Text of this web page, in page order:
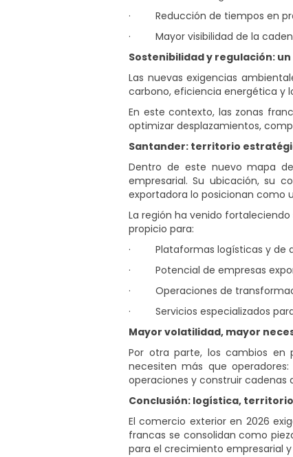
· Reducción de tiempos en
· Mayor visibilidad de la
Sostenibilidad y regulación:
Las nuevas exigencias
carbono, eficiencia energética y
En este contexto, las zonas
optimizar desplazamientos,
Santander: territorio
Dentro de este nuevo mapa
empresarial. Su ubicación, su
exportadora lo posicionan como
La región ha venido
propicio para:
· Plataformas logísticas y de
· Potencial de empresas
· Operaciones de
· Servicios especializados
Mayor volatilidad, mayor
Por otra parte, los cambios en
necesiten más que
operaciones y construir cadenas
Conclusión: logística,
El comercio exterior en 2026
francas se consolidan como
para el crecimiento empresarial